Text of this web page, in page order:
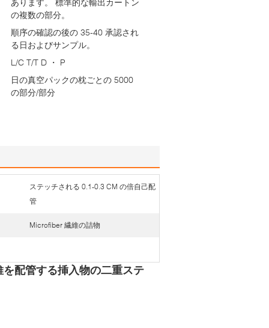
あります。 標準的な輸出カートン
の複数の部分。
順序の確認の後の 35-40 承認され
る日およびサンプル。
L/C T/T D ・ P
日の真空パックの枕ごとの 5000
の部分/部分
ステッチされる 0.1-0.3 CM の倍自己配
管
Microfiber 繊維の詰物
配管する挿入物の二重ステ